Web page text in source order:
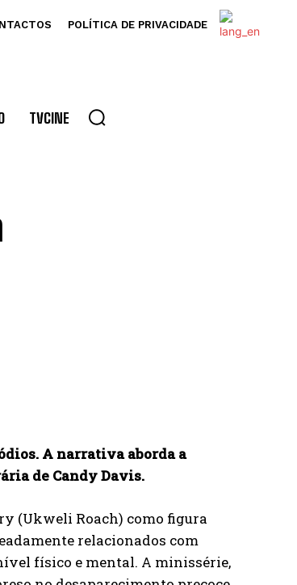
POLÍTICA DE PRIVACIDADE
TVCINE
A narrativa aborda a
de Candy Davis.
(Ukweli Roach) como figura
relacionados com
físico e mental. A minissérie,